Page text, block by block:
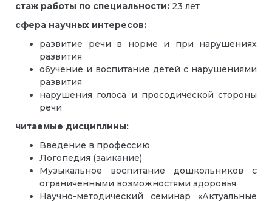
стаж работы по специальности: 23 лет
сфера научных интересов:
развитие речи в норме и при нарушениях
развития
обучение и воспитание детей с нарушениями
развития
нарушения голоса и просодической стороны
речи
читаемые дисциплины:
Введение в профессию
Логопедия (заикание)
Музыкальное воспитание дошкольников с
ограниченными возможностями здоровья
Научно-методический семинар «Актуальные